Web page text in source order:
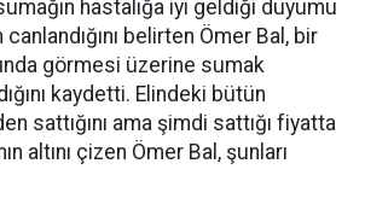
hastalığa iyi geldiği duyumu
belirten Ömer Bal, bir
görmesi üzerine sumak
kaydetti. Elindeki bütün
sattığını ama şimdi sattığı fiyatta
altını çizen Ömer Bal, şunları